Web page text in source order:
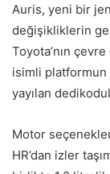
Auris, yeni bir
değişikliklerin
Toyota’nın
isimli platformun
yayılan
Motor
HR’dan izler